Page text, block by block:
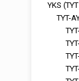
YKS
TYT-